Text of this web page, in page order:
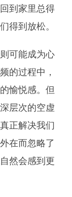
到家里总得
得到放松。
可能成为心
的过程中，
愉悦感。但
层次的空虚
正解决我们
在而忽略了
然会感到更